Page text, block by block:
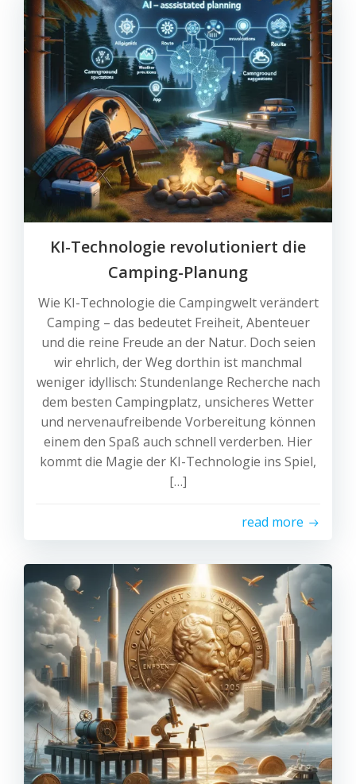
KI-Technologie revolutioniert die
Camping-Planung
Wie KI-Technologie die Campingwelt verändert
Camping – das bedeutet Freiheit, Abenteuer
und die reine Freude an der Natur. Doch seien
wir ehrlich, der Weg dorthin ist manchmal
weniger idyllisch: Stundenlange Recherche nach
dem besten Campingplatz, unsicheres Wetter
und nervenaufreibende Vorbereitung können
einem den Spaß auch schnell verderben. Hier
kommt die Magie der KI-Technologie ins Spiel,
[…]
read more